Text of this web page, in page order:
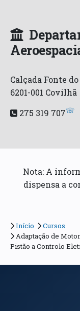
Calçada Fonte
6201-001 Covilhã
275 319 707☏
Nota: A
dispensa a
Início
Cursos
Adaptação de
Pistão a Controlo